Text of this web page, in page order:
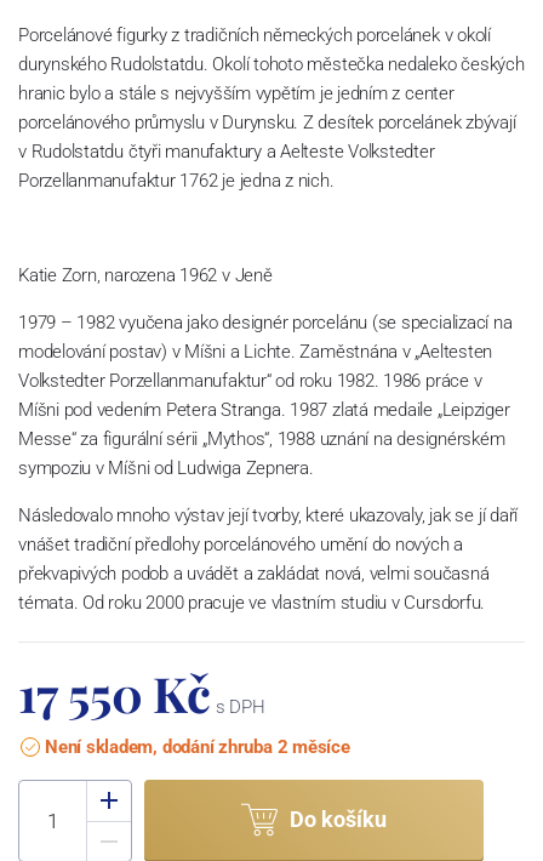
Porcelánové figurky z tradičních německých porcelánek v okolí
durynského Rudolstatdu. Okolí tohoto městečka nedaleko českých
hranic bylo a stále s nejvyšším vypětím je jedním z center
porcelánového průmyslu v Durynsku. Z desítek porcelánek zbývají
v Rudolstatdu čtyři manufaktury a Aelteste Volkstedter
Porzellanmanufaktur 1762 je jedna z nich.
Katie Zorn, narozena 1962 v Jeně
1979 – 1982 vyučena jako designér porcelánu (se specializací na
modelování postav) v Míšni a Lichte. Zaměstnána v „Aeltesten
Volkstedter Porzellanmanufaktur“ od roku 1982. 1986 práce v
Míšni pod vedením Petera Stranga. 1987 zlatá medaile „Leipziger
Messe“ za figurální sérii „Mythos“, 1988 uznání na designérském
sympoziu v Míšni od Ludwiga Zepnera.
Následovalo mnoho výstav její tvorby, které ukazovaly, jak se jí daří
vnášet tradiční předlohy porcelánového umění do nových a
překvapivých podob a uvádět a zakládat nová, velmi současná
témata. Od roku 2000 pracuje ve vlastním studiu v Cursdorfu.
17 550 Kč s DPH
Není skladem, dodání zhruba 2 měsíce
Do košíku